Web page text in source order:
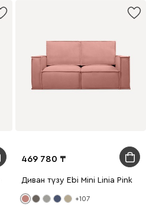
469 780
Диван түзу Ebi Mini Linia Pink
+107